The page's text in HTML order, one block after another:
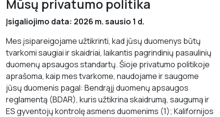
Mūsų privatumo politika
Įsigaliojimo data: 2026 m. sausio 1 d.
Mes įsipareigojame užtikrinti, kad jūsų duomenys būtų
tvarkomi saugiai ir skaidriai, laikantis pagrindinių pasaulinių
duomenų apsaugos standartų. Šioje privatumo politikoje
aprašoma, kaip mes tvarkome, naudojame ir saugome
jūsų duomenis pagal: Bendrąjį duomenų apsaugos
reglamentą (BDAR), kuris užtikrina skaidrumą, saugumą ir
ES gyventojų kontrolę asmens duomenims (1); Kalifornijos